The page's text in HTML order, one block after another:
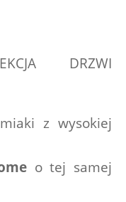
DRZWI
z wysokiej
o tej samej